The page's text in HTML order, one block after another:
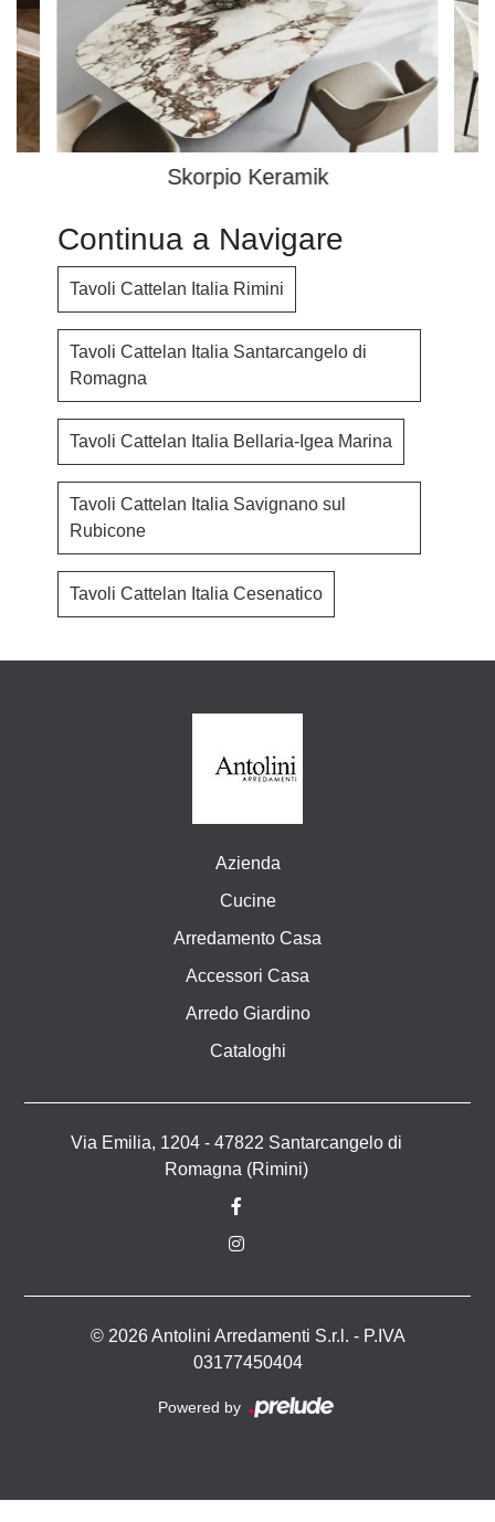
Skorpio Keramik
Continua a Navigare
Tavoli Cattelan Italia Rimini
Tavoli Cattelan Italia Santarcangelo di
Romagna
Tavoli Cattelan Italia Bellaria-Igea Marina
Tavoli Cattelan Italia Savignano sul
Rubicone
Tavoli Cattelan Italia Cesenatico
Azienda
Cucine
Arredamento Casa
Accessori Casa
Arredo Giardino
Cataloghi
Via Emilia, 1204 - 47822 Santarcangelo di
Romagna (Rimini)
© 2026 Antolini Arredamenti S.r.l. - P.IVA
03177450404
Powered by